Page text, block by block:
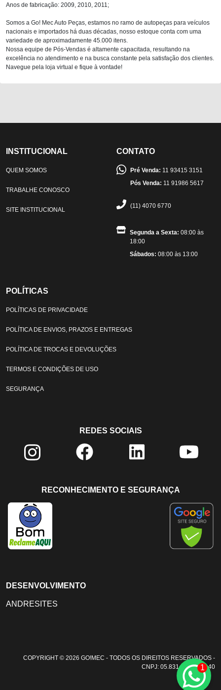
Anos de fabricação: 2009, 2010, 2011;
Somos a Go! Mec Auto Peças, estamos no ramo de autopeças para veículos
nacionais e importados há duas décadas, nosso estoque conta com uma
variedade de aproximadamente 45.000 itens.
Nossa equipe de Pós-Vendas é altamente capacitada, resultando na
excelência no atendimento e na busca constante pela satisfação dos clientes.
Navegue pela loja virtual e fique à vontade!
INSTITUCIONAL
QUEM SOMOS
TRABALHE CONOSCO
SITE INSTITUCIONAL
CONTATO
Pré Venda: 11 93415 3151
Pós Venda: 11 91986 5617
(11) 4070 6770
Segunda a Sexta: 08:00 às
18:00
Sábados: 08:00 às 13:00
POLÍTICAS
POLÍTICAS DE PRIVACIDADE
POLÍTICA DE ENVIOS, PRAZOS E ENTREGAS
POLÍTICA DE TROCAS E DEVOLUÇÕES
TERMOS E CONDIÇÕES DE USO
SEGURANÇA
REDES SOCIAIS
RECONHECIMENTO E SEGURANÇA
DESENVOLVIMENTO
ANDRESITES
COPYRIGHT © 2026 GO!MEC - TODOS OS DIREITOS RESERVADOS -
CNPJ: 05.831.108/0001-40
1